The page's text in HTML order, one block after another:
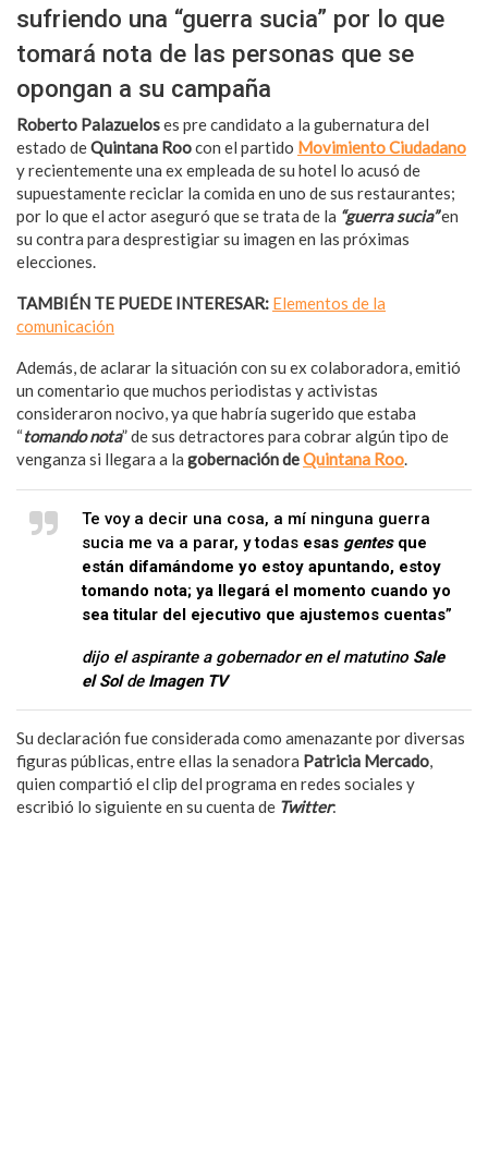
sufriendo una “guerra sucia” por lo que
tomará nota de las personas que se
opongan a su campaña
Roberto Palazueloses pre candidato a la gubernatura del
estado deQuintana Roocon el partido Movimiento Ciudadano
y recientemente una ex empleada de su hotel lo acusó de
supuestamente reciclar la comida en uno de sus restaurantes;
por lo que el actor aseguró que se trata de la “guerra sucia”en
su contra para desprestigiar su imagen en las próximas
elecciones.
TAMBIÉN TE PUEDE INTERESAR: Elementos de la
comunicación
Además, de aclarar la situación con su ex colaboradora, emitió
un comentario que muchos periodistas y activistas
consideraron nocivo, ya que habría sugerido que estaba
“tomando nota” de sus detractores para cobrar algún tipo de
venganza si llegara a la gobernación deQuintana Roo.
Te voy a decir una cosa, a mí ninguna guerra
sucia me va a parar, y todas esas gentesque
están difamándome yo estoy apuntando, estoy
tomando nota; ya llegará el momento cuando yo
sea titular del ejecutivo que ajustemos cuentas”
dijo el aspirante a gobernador en el matutino Sale
el Solde Imagen TV
Su declaración fue considerada como amenazante por diversas
figuras públicas, entre ellas la senadora Patricia Mercado,
quien compartió el clip del programa en redes sociales y
escribió lo siguiente en su cuenta de Twitter: